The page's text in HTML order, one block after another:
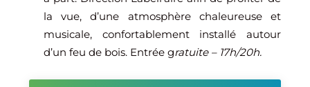
la vue, d’une atmosphère chaleureuse et
musicale, confortablement installé autour
d’un feu de bois. Entrée gratuite – 17h/20h.